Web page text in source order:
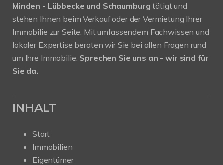
Minden - Lübbecke und Schaumburgtätigt und
stehen Ihnen beim Verkauf oder der Vermietung Ihrer
Immobilie zur Seite. Mit umfassendem Fachwissen und
lokaler Expertise beraten wir Sie bei allen Fragen rund
um Ihre Immobilie. Sprechen Sie uns an - wir sind für
Sie da.
INHALT
Start
Immobilien
Eigentümer